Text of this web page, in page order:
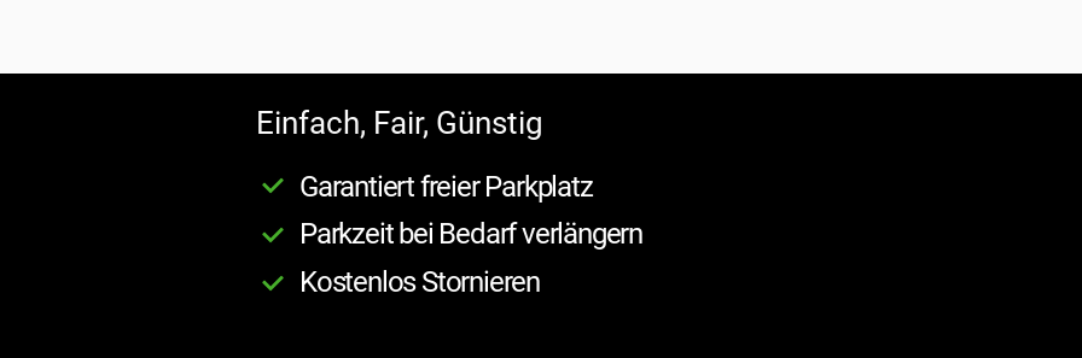
Einfach, Fair, Günstig
Garantiert freier Parkplatz
Parkzeit bei Bedarf verlängern
Kostenlos Stornieren